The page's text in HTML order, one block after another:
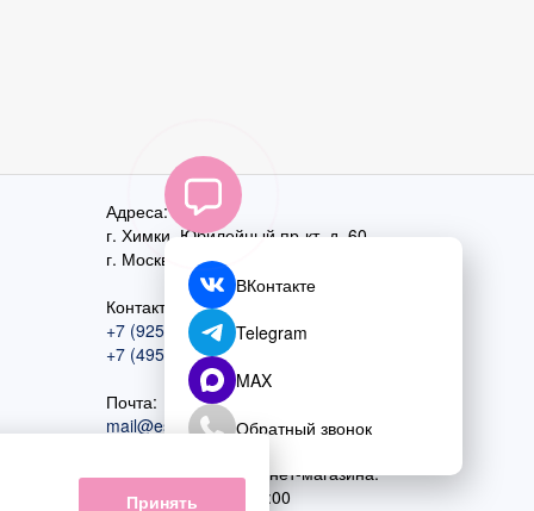
Адреса:
г. Химки, Юбилейный пр-кт, д. 60
г. Москва
ул. Перовская, д. 59
Контактный номер:
+7 (925) 585-74-27
+7 (495) 970-44-75
Почта:
mail@esta-fiesta.ru
Режим работы интернет-магазина:
ПН-ВС с 09:00 до 21:00
ВКонтакте
Telegram
MAX
Обратный звонок
Принять